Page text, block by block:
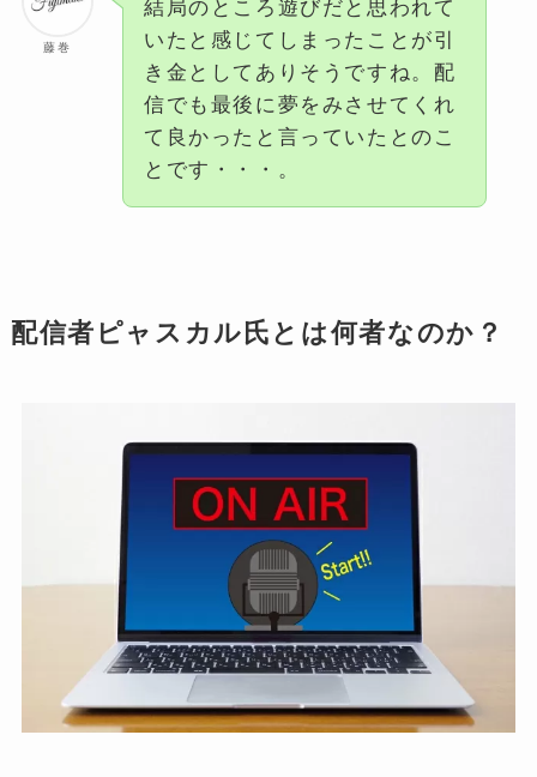
藤巻
結局のところ遊びだと思われて
いたと感じてしまったことが引
き金としてありそうですね。配
信でも最後に夢をみさせてくれ
て良かったと言っていたとのこ
とです・・・。
配信者ピャスカル氏とは何者なのか？